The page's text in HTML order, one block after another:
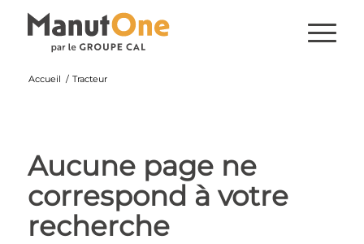
Accueil / Tracteur
Aucune page ne
correspond à votre
recherche